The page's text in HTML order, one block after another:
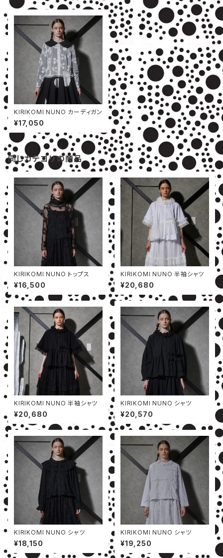
KIRIKOMI NUNO カーディガン
¥17,050
同じカテゴリの商品
KIRIKOMI NUNO トップス
¥16,500
KIRIKOMI NUNO 半袖シャツ
¥20,680
KIRIKOMI NUNO 半袖シャツ
¥20,680
KIRIKOMI NUNO シャツ
¥20,570
KIRIKOMI NUNO シャツ
¥18,150
KIRIKOMI NUNO シャツ
¥19,250